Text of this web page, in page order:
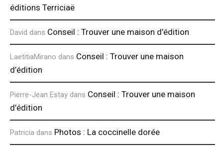
éditions Terriciaë
David dans Conseil : Trouver une maison d’édition
LaetitiaMirano dans Conseil : Trouver une maison
d’édition
Pierre-Jean Estay dans Conseil : Trouver une maison
d’édition
Patricia dans Photos : La coccinelle dorée